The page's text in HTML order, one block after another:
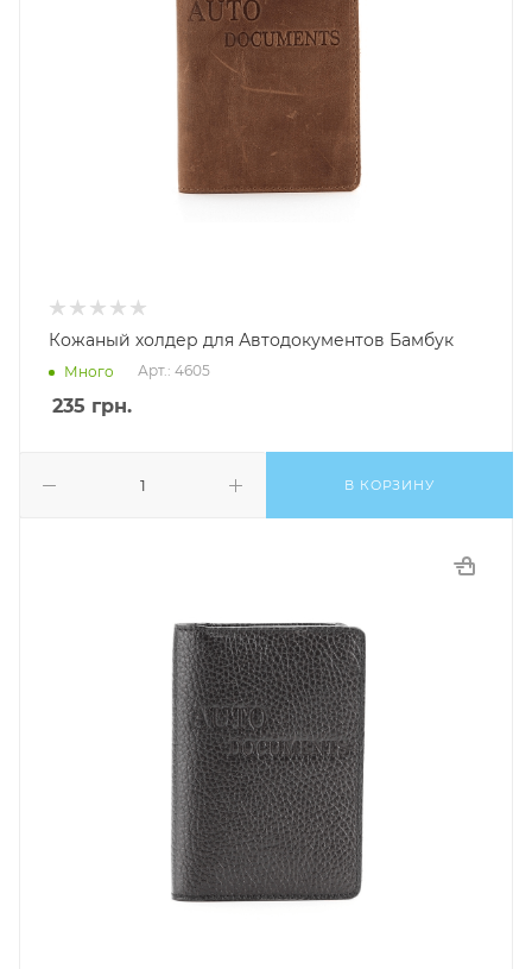
Кожаный холдер для Автодокументов Бамбук
Много Арт.: 4605
235 грн.
В КОРЗИНУ